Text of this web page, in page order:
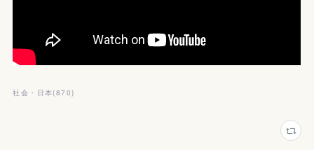
社会・日本(870)